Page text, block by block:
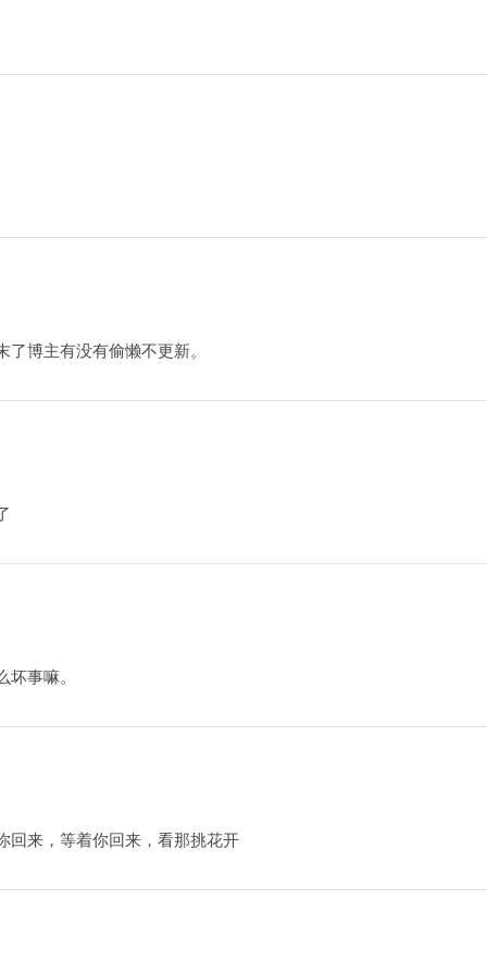
了博主有没有偷懒不更新。
坏事嘛。
回来，等着你回来，看那挑花开